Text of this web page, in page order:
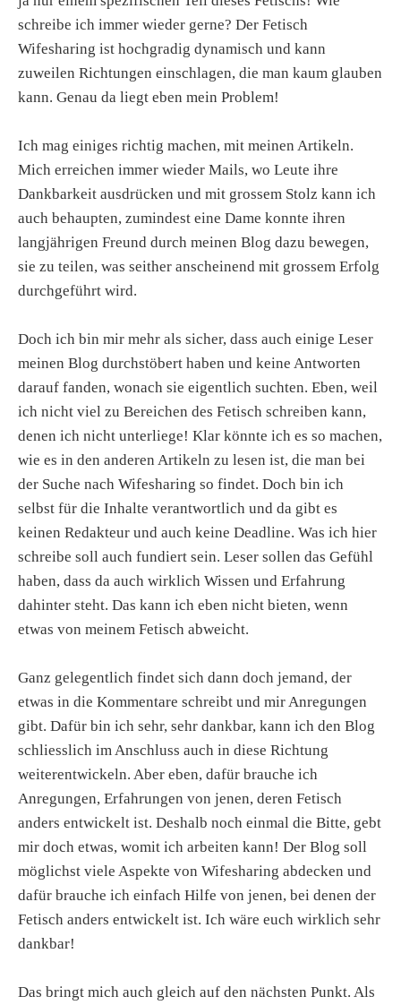
schreibe ich immer wieder gerne? Der Fetisch
Wifesharing ist hochgradig dynamisch und kann
zuweilen Richtungen einschlagen, die man kaum glauben
kann. Genau da liegt eben mein Problem!
Ich mag einiges richtig machen, mit meinen Artikeln.
Mich erreichen immer wieder Mails, wo Leute ihre
Dankbarkeit ausdrücken und mit grossem Stolz kann ich
auch behaupten, zumindest eine Dame konnte ihren
langjährigen Freund durch meinen Blog dazu bewegen,
sie zu teilen, was seither anscheinend mit grossem Erfolg
durchgeführt wird.
Doch ich bin mir mehr als sicher, dass auch einige Leser
meinen Blog durchstöbert haben und keine Antworten
darauf fanden, wonach sie eigentlich suchten. Eben, weil
ich nicht viel zu Bereichen des Fetisch schreiben kann,
denen ich nicht unterliege! Klar könnte ich es so machen,
wie es in den anderen Artikeln zu lesen ist, die man bei
der Suche nach Wifesharing so findet. Doch bin ich
selbst für die Inhalte verantwortlich und da gibt es
keinen Redakteur und auch keine Deadline. Was ich hier
schreibe soll auch fundiert sein. Leser sollen das Gefühl
haben, dass da auch wirklich Wissen und Erfahrung
dahinter steht. Das kann ich eben nicht bieten, wenn
etwas von meinem Fetisch abweicht.
Ganz gelegentlich findet sich dann doch jemand, der
etwas in die Kommentare schreibt und mir Anregungen
gibt. Dafür bin ich sehr, sehr dankbar, kann ich den Blog
schliesslich im Anschluss auch in diese Richtung
weiterentwickeln. Aber eben, dafür brauche ich
Anregungen, Erfahrungen von jenen, deren Fetisch
anders entwickelt ist. Deshalb noch einmal die Bitte, gebt
mir doch etwas, womit ich arbeiten kann! Der Blog soll
möglichst viele Aspekte von Wifesharing abdecken und
dafür brauche ich einfach Hilfe von jenen, bei denen der
Fetisch anders entwickelt ist. Ich wäre euch wirklich sehr
dankbar!
Das bringt mich auch gleich auf den nächsten Punkt. Als